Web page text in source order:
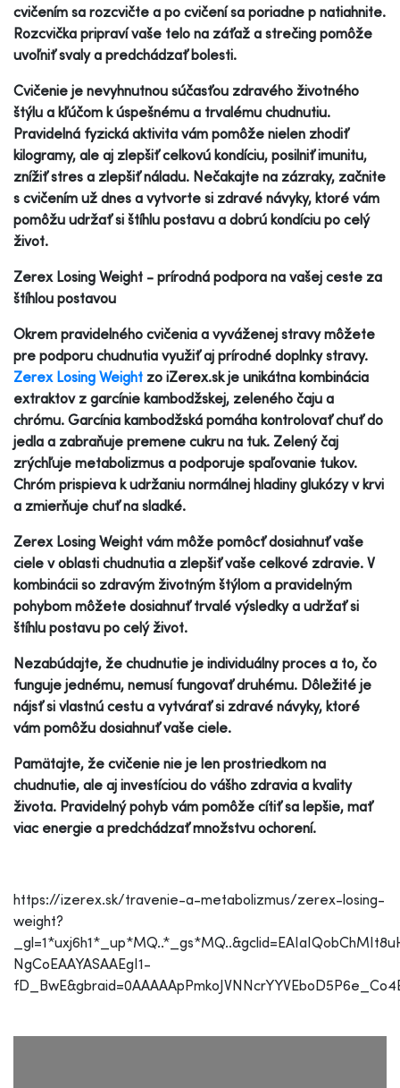
cvičením sa rozcvičte a po cvičení sa poriadne p natiahnite.
Rozcvička pripraví vaše telo na záťaž a strečing pomôže
uvoľniť svaly a predchádzať bolesti.
Cvičenie je nevyhnutnou súčasťou zdravého životného
štýlu a kľúčom k úspešnému a trvalému chudnutiu.
Pravidelná fyzická aktivita vám pomôže nielen zhodiť
kilogramy, ale aj zlepšiť celkovú kondíciu, posilniť imunitu,
znížiť stres a zlepšiť náladu. Nečakajte na zázraky, začnite
s cvičením už dnes a vytvorte si zdravé návyky, ktoré vám
pomôžu udržať si štíhlu postavu a dobrú kondíciu po celý
život.
Zerex Losing Weight - prírodná podpora na vašej ceste za
štíhlou postavou
Okrem pravidelného cvičenia a vyváženej stravy môžete
pre podporu chudnutia využiť aj prírodné doplnky stravy.
Zerex Losing Weight zo iZerex.sk je unikátna kombinácia
extraktov z garcínie kambodžskej, zeleného čaju a
chrómu. Garcínia kambodžská pomáha kontrolovať chuť do
jedla a zabraňuje premene cukru na tuk. Zelený čaj
zrýchľuje metabolizmus a podporuje spaľovanie tukov.
Chróm prispieva k udržaniu normálnej hladiny glukózy v krvi
a zmierňuje chuť na sladké.
Zerex Losing Weight vám môže pomôcť dosiahnuť vaše
ciele v oblasti chudnutia a zlepšiť vaše celkové zdravie. V
kombinácii so zdravým životným štýlom a pravidelným
pohybom môžete dosiahnuť trvalé výsledky a udržať si
štíhlu postavu po celý život.
Nezabúdajte, že chudnutie je individuálny proces a to, čo
funguje jednému, nemusí fungovať druhému. Dôležité je
nájsť si vlastnú cestu a vytvárať si zdravé návyky, ktoré
vám pomôžu dosiahnuť vaše ciele.
Pamätajte, že cvičenie nie je len prostriedkom na
chudnutie, ale aj investíciou do vášho zdravia a kvality
života. Pravidelný pohyb vám pomôže cítiť sa lepšie, mať
viac energie a predchádzať množstvu ochorení.
https://izerex.sk/travenie-a-metabolizmus/zerex-losing-
weight?
NgCoEAAYASAAEgI1-